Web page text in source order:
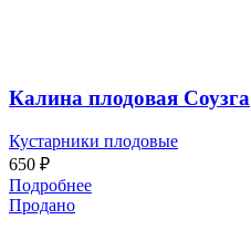
Калина плодовая Соузга
Кустарники плодовые
650 ₽
Подробнее
Продано